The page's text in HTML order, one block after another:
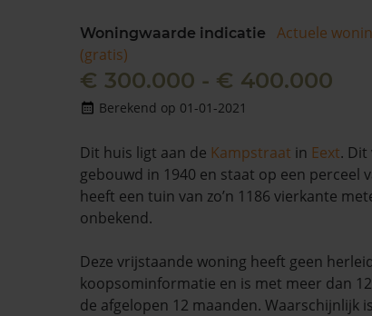
Woningwaarde indicatie
Actuele
(gratis)
€ 300.000 - € 400.000
Berekend op 01-01-2021
Dit huis ligt aan de Kampstraat in Eext.
gebouwd in 1940 en staat op een perceel
heeft een tuin van zo’n 1186 vierkante
onbekend.
Deze vrijstaande woning heeft geen
koopsominformatie en is met meer dan
de afgelopen 12 maanden. Waarschijnlijk